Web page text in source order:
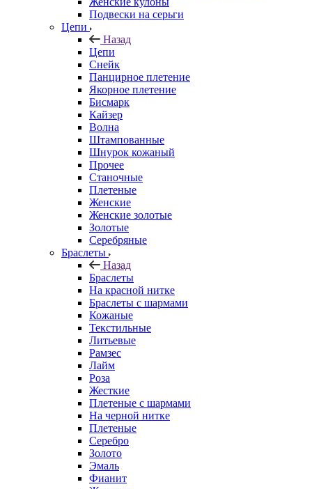
Подвески на серьги
Цепи
Назад
Цепи
Снейк
Панцирное плетение
Якорное плетение
Бисмарк
Кайзер
Волна
Штампованные
Шнурок кожаный
Прочее
Станочные
Плетеные
Женские
Женские золотые
Золотые
Серебряные
Браслеты
Назад
Браслеты
На красной нитке
Браслеты с шармами
Кожаные
Текстильные
Литьевые
Рамзес
Лайм
Роза
Жесткие
Плетеные с шармами
На черной нитке
Плетеные
Серебро
Золото
Эмаль
Фианит